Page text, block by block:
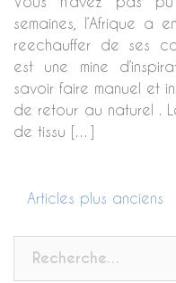
semaines, l’Afrique a
reechauffer de ses
est une mine
savoir faire manuel et
de retour au naturel .
de tissu […]
des
Articles plus anciens